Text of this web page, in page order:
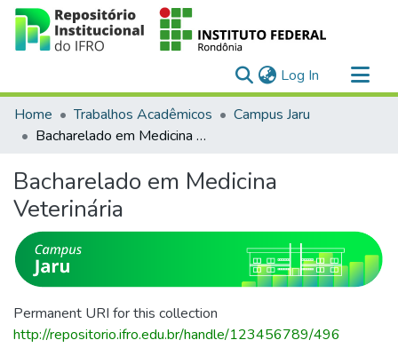
Log In (current)
Communities & Collections
All of DSpace
Home Trabalhos Acadêmicos
Campus Jaru
Bacharelado em Medicina Veterinária
Bacharelado em Medicina
Veterinária
Permanent URI for this collection
http://repositorio.ifro.edu.br/handle/123456789/496